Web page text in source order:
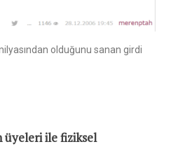
olduğunu sanan girdi
üyeleri ile fiziksel